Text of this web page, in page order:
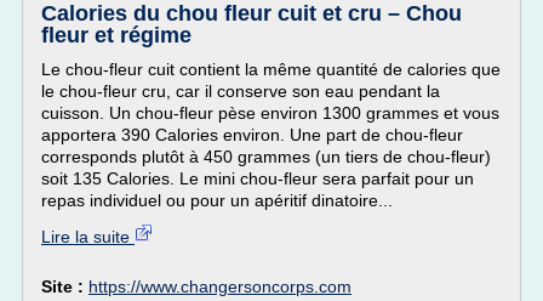
Calories du chou fleur cuit et cru – Chou
fleur et régime
Le chou-fleur cuit contient la même quantité de calories que
le chou-fleur cru, car il conserve son eau pendant la
cuisson. Un chou-fleur pèse environ 1300 grammes et vous
apportera 390 Calories environ. Une part de chou-fleur
corresponds plutôt à 450 grammes (un tiers de chou-fleur)
soit 135 Calories. Le mini chou-fleur sera parfait pour un
repas individuel ou pour un apéritif dinatoire...
Lire la suite
Site : https://www.changersoncorps.com